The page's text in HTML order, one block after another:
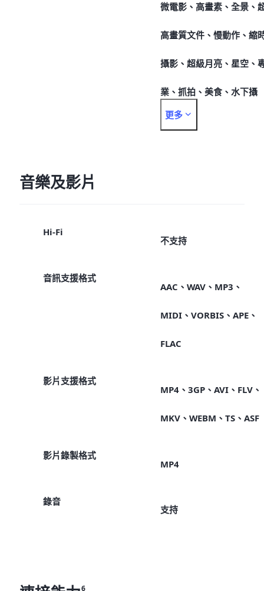
微電影、高畫素、全景、
高畫質文件、慢動作、縮
攝影、超級月亮、星空、
業、抓拍、美食、水下攝
影、雙鏡錄影、一拍得底
更多
音樂及影片
Hi-Fi
不支持
音訊支援格式
AAC、WAV、MP3、
MIDI、VORBIS、APE、
FLAC
影片支援格式
MP4、3GP、AVI、FLV、
MKV、WEBM、TS、ASF
影片錄製格式
MP4
錄音
支持
6